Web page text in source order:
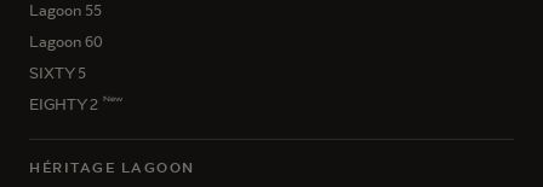
Lagoon 55
Lagoon 60
SIXTY 5
EIGHTY 2 New
HÉRITAGE LAGOON